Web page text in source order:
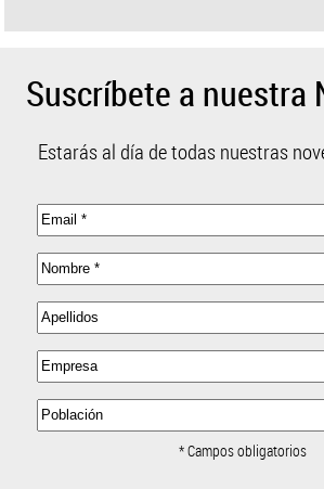
Suscríbete a nuestra
Estarás al día de todas nuestras
* Campos obligatorios